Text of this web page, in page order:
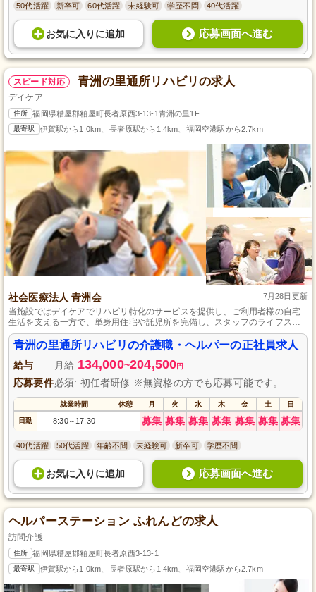
50代活躍 新卒可 60代活躍 未経験可 学歴不問 40代活躍
お気に入り に追加 応募画面へ進む
スピード対応 青洲の里通所リハビリの求人
デイケア
住所 福岡県糟屋郡粕屋町長者原西3-13-1青洲の里1F
最寄駅 伊賀駅から1.0km、長者原駅から1.4km、福岡空港駅から2.7km
社会医療法人 青洲会 7月28日更新
当施設ではデイケアでリハビリ特化のサービスを提供し、ご利用者様の自宅
生活を支える一方で、単身用住宅や託児所を完備し、スタッフのライフステ
ージに合わせた働き方を実現しています。
青洲の里通所リハビリの介護職・ヘルパーの正社員求人
給与 月給 134,000~204,500円
応募要件必須: 初任者研修 ※無資格の方でも応募可能です。
就業時間 休憩 月 火 水 木 金 土 日
日勤 8:30～ 17:30 - 募集 募集 募集 募集 募集 募集 募集
40代活躍 50代活躍 年齢不問 未経験可 新卒可 学歴不問
お気に入り に追加 応募画面へ進む
ヘルパーステーション ふれんどの求人
訪問介護
住所 福岡県糟屋郡粕屋町長者原西3-13-1
最寄駅 伊賀駅から1.0km、長者原駅から1.4km、福岡空港駅から2.7km